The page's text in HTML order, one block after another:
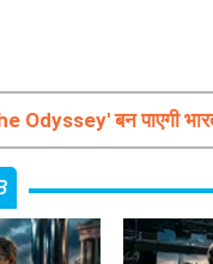
Odyssey' बन पाएगी